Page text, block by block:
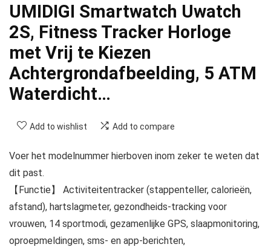
UMIDIGI Smartwatch Uwatch
2S, Fitness Tracker Horloge
met Vrij te Kiezen
Achtergrondafbeelding, 5 ATM
Waterdicht…
Add to wishlist Add to compare
Voer het modelnummer hierboven inom zeker te weten dat
dit past.
【Functie】 Activiteitentracker (stappenteller, calorieën,
afstand), hartslagmeter, gezondheids-tracking voor
vrouwen, 14 sportmodi, gezamenlijke GPS, slaapmonitoring,
oproepmeldingen, sms- en app-berichten,